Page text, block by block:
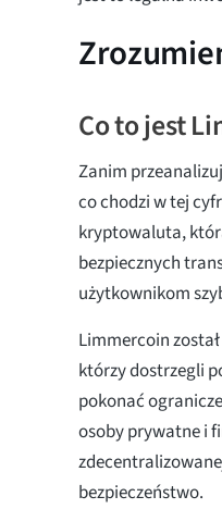
Co to jest
Zanim
co chodzi w tej
kryptowaluta,
bezpiecznych
użytkownikom
Limmercoin
którzy dostrzegli
pokonać
osoby prywatne i
bezpieczeństwo.